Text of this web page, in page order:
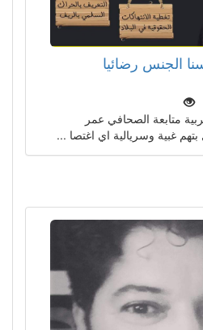
الجنس رضائيا
متابعة الصحافي عمر
غبية وسريالية اي اغتصا ...